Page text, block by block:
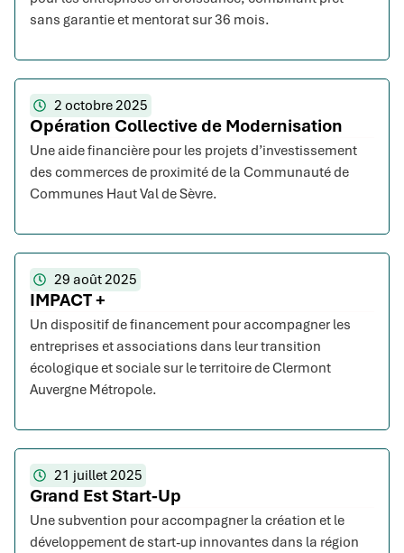
sans garantie et mentorat sur 36 mois.
2 octobre 2025
Opération Collective de Modernisation
Une aide financière pour les projets d’investissement
des commerces de proximité de la Communauté de
Communes Haut Val de Sèvre.
29 août 2025
IMPACT +
Un dispositif de financement pour accompagner les
entreprises et associations dans leur transition
écologique et sociale sur le territoire de Clermont
Auvergne Métropole.
21 juillet 2025
Grand Est Start-Up
Une subvention pour accompagner la création et le
développement de start-up innovantes dans la région